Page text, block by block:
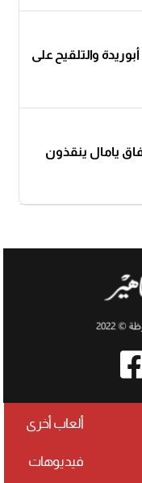
والتلقيح على
يامال ينقذون
ألعاب أخرى
فيديوهات